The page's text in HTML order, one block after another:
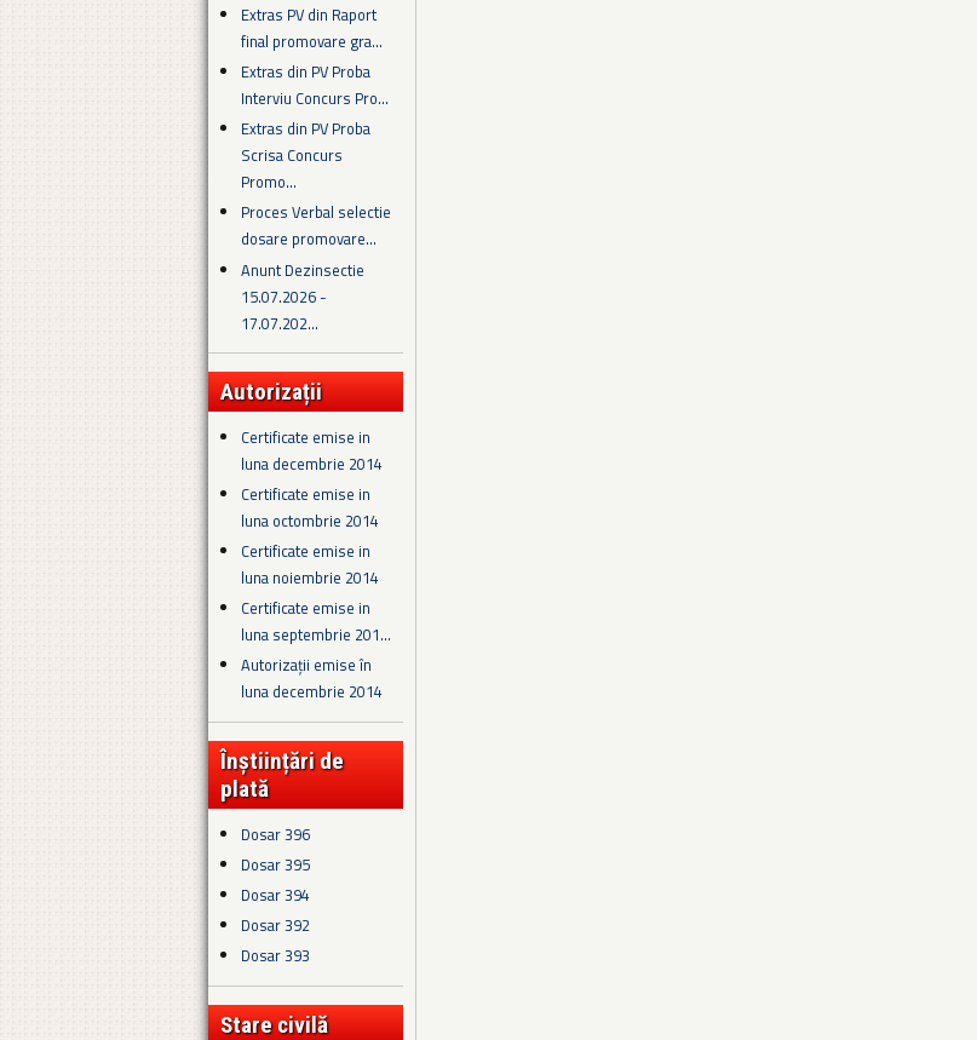
Extras PV din Raport
final promovare gra...
Extras din PV Proba
Interviu Concurs Pro...
Extras din PV Proba
Scrisa Concurs
Promo...
Proces Verbal selectie
dosare promovare...
Anunt Dezinsectie
15.07.2026 -
17.07.202...
Autorizații
Certificate emise in
luna decembrie 2014
Certificate emise in
luna octombrie 2014
Certificate emise in
luna noiembrie 2014
Certificate emise in
luna septembrie 201...
Autorizații emise în
luna decembrie 2014
Înștiințări de
plată
Dosar 396
Dosar 395
Dosar 394
Dosar 392
Dosar 393
Stare civilă